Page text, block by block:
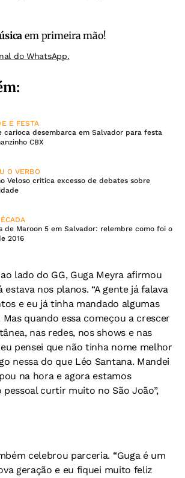
em primeira mão!
do WhatsApp.
E FESTA
carioca desembarca em Salvador para festa
CBX
O VERBO
Veloso critica excesso de debates sobre
de Maroon 5 em Salvador: relembre como foi o
2016
lado do GG, Guga Meyra afirmou
estava nos planos. “A gente já falava
e eu já tinha mandado algumas
Mas quando essa começou a crescer
nas redes, nos shows e nas
pensei que não tinha nome melhor
nessa do que Léo Santana. Mandei
na hora e agora estamos
curtir muito no São João”,
celebrou parceria. “Guga é um
geração e eu fiquei muito feliz